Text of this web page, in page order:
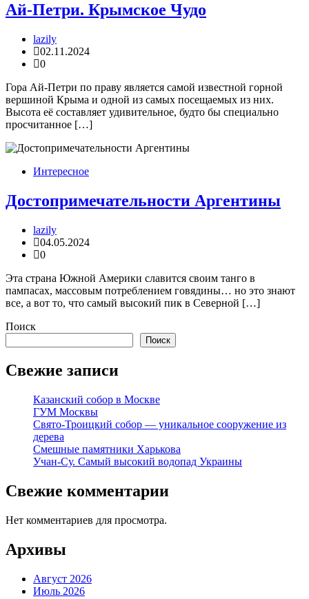
Ай-Петри. Крымское Чудо
lazily
02.11.2024
0
Гора Ай-Петри по праву является самой известной горной
вершиной Крыма и одной из самых посещаемых из них.
Высота её составляет удивительное, будто бы специально
просчитанное […]
Интересное
Достопримечательности Аргентины
lazily
04.05.2024
0
Эта страна Южной Америки славится своим танго в
пампасах, массовым потреблением говядины… но это знают
все, а вот то, что самый высокий пик в Северной […]
Поиск
Поиск
Свежие записи
Казанский собор в Москве
ГУМ Москвы
Свято-Троицкий собор — уникальное сооружение из
дерева
Смешные памятники Харькова
Учан-Су. Самый высокий водопад Украины
Свежие комментарии
Нет комментариев для просмотра.
Архивы
Август 2026
Июль 2026